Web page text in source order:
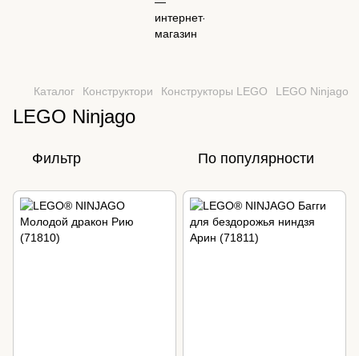
Каталог Конструктори Конструкторы LEGO LEGO Ninjago
LEGO Ninjago
Фильтр По популярности